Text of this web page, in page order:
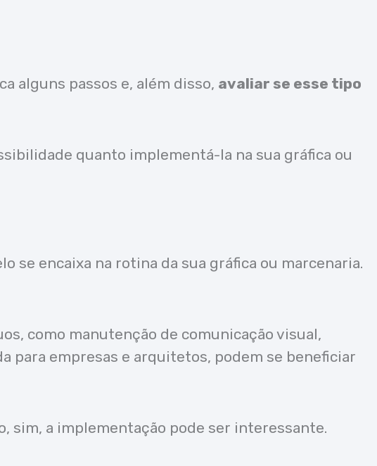
alguns passos e, além disso, avaliar se esse tipo
quanto implementá-la na sua gráfica ou
se encaixa na rotina da sua gráfica ou marcenaria.
como manutenção de comunicação visual,
para empresas e arquitetos, podem se beneficiar
sim, a implementação pode ser interessante.